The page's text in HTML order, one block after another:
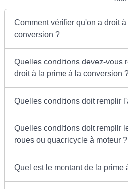
Comment vérifier qu'on a droit
conversion ?
Quelles conditions devez-vous
droit à la prime à la conversion ?
Quelles conditions doit remplir
Quelles conditions doit remplir
roues ou quadricycle à moteur ?
Quel est le montant de la prime